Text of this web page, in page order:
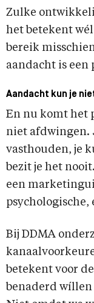
Zulke
het betekent
bereik
aandacht is
Aandacht kun je
En nu komt het
niet afdwingen.
vasthouden, je
bezit je het
een
psychologische,
Bij DDMA
betekent voor
benaderd